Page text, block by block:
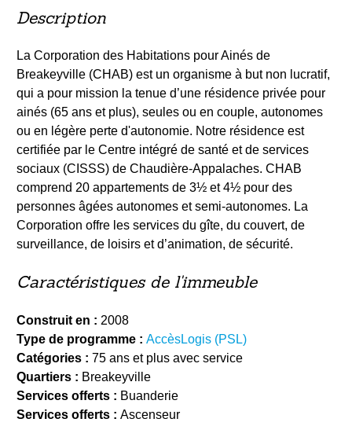
Description
La Corporation des Habitations pour Ainés de
Breakeyville (CHAB) est un organisme à but non lucratif,
qui a pour mission la tenue d’une résidence privée pour
ainés (65 ans et plus), seules ou en couple, autonomes
ou en légère perte d'autonomie. Notre résidence est
certifiée par le Centre intégré de santé et de services
sociaux (CISSS) de Chaudière-Appalaches. CHAB
comprend 20 appartements de 3½ et 4½ pour des
personnes âgées autonomes et semi-autonomes. La
Corporation offre les services du gîte, du couvert, de
surveillance, de loisirs et d’animation, de sécurité.
Caractéristiques de l'immeuble
Construit en : 2008
Type de programme : AccèsLogis (PSL)
Catégories : 75 ans et plus avec service
Quartiers : Breakeyville
Services offerts : Buanderie
Services offerts : Ascenseur